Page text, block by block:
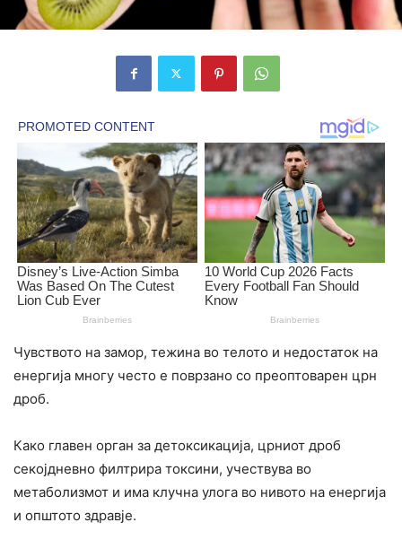
Чувството на замор, тежина во телото и недостаток на
енергија многу често е поврзано со преоптоварен црн
дроб.
Како главен орган за детоксикација, црниот дроб
секојдневно филтрира токсини, учествува во
метаболизмот и има клучна улога во нивото на енергија
и општото здравје.